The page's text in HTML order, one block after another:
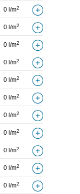
0 l/m2
0 l/m2
0 l/m2
0 l/m2
0 l/m2
0 l/m2
0 l/m2
0 l/m2
0 l/m2
0 l/m2
0 l/m2